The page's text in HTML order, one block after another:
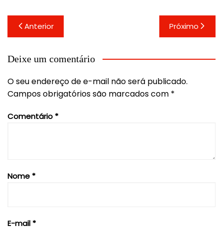
Navegação
de
Post
Anterior Próximo
Deixe um comentário
O seu endereço de e-mail não será publicado.
Campos obrigatórios são marcados com *
Comentário *
Nome *
E-mail *